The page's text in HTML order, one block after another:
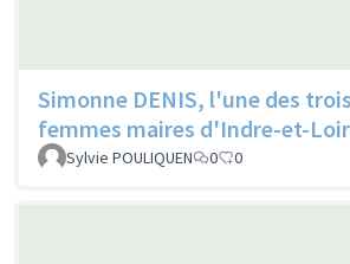
Simonne DENIS, l'une des
femmes maires d'Indre-et-
Sylvie POULIQUEN 0 0